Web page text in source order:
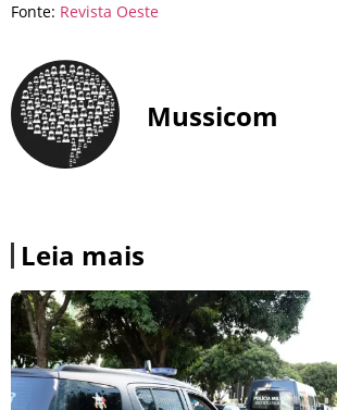
Fonte: Revista Oeste
Mussicom
Leia mais